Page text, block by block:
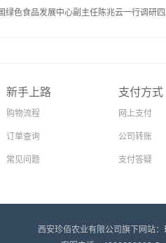
绿色食品发展中心副主任陈兆云一行调研
新手上路
购物流程
订单查询
常见问题
支付方式
网上支付
公司转账
支付答疑
西安珍佰农业有限公司旗下网站：